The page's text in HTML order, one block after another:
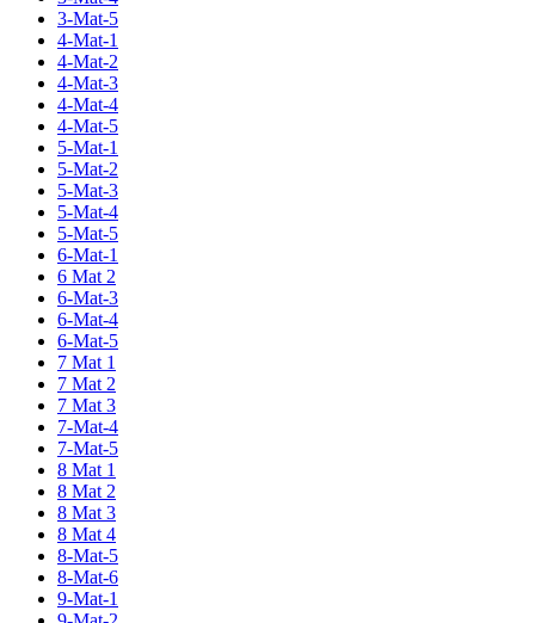
3-Mat-5
4-Mat-1
4-Mat-2
4-Mat-3
4-Mat-4
4-Mat-5
5-Mat-1
5-Mat-2
5-Mat-3
5-Mat-4
5-Mat-5
6-Mat-1
6 Mat 2
6-Mat-3
6-Mat-4
6-Mat-5
7 Mat 1
7 Mat 2
7 Mat 3
7-Mat-4
7-Mat-5
8 Mat 1
8 Mat 2
8 Mat 3
8 Mat 4
8-Mat-5
8-Mat-6
9-Mat-1